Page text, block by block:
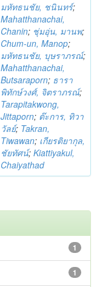
มหัทธนชัย, ชนินทร์;
Mahatthanachai,
Chanin; ชุ่มอุ่น, มานพ;
Chum-un, Manop;
มหัทธนชัย, บุษราภรณ์;
Mahatthanachai,
Butsaraporn; ธารา
พิทักษ์วงศ์, จิตราภรณ์;
Tarapitakwong,
Jittaporn; ต๊ะการ, ทิวา
วัลย์; Takran,
Tiwawan; เกียรติยากุล,
ชัยทัศน์; Kiattiyakul,
Chaiyathad
1
1